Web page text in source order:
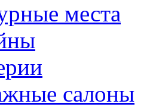
места
салоны